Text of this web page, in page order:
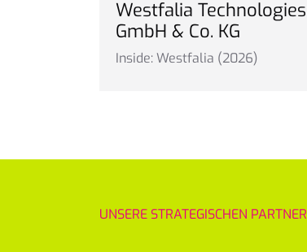
Westfalia Technologies
GmbH & Co. KG
Inside: Westfalia (2026)
UNSERE STRATEGISCHEN PARTNER